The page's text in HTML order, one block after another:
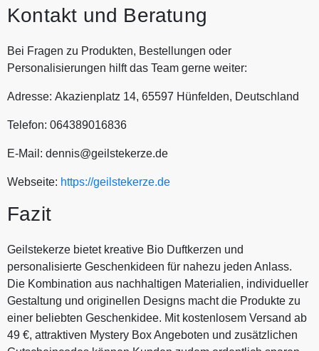
Kontakt und Beratung
Bei Fragen zu Produkten, Bestellungen oder
Personalisierungen hilft das Team gerne weiter:
Adresse: Akazienplatz 14, 65597 Hünfelden, Deutschland
Telefon: 064389016836
E-Mail: dennis@geilstekerze.de
Webseite: https://geilstekerze.de
Fazit
Geilstekerze bietet kreative Bio Duftkerzen und
personalisierte Geschenkideen für nahezu jeden Anlass.
Die Kombination aus nachhaltigen Materialien, individueller
Gestaltung und originellen Designs macht die Produkte zu
einer beliebten Geschenkidee. Mit kostenlosem Versand ab
49 €, attraktiven Mystery Box Angeboten und zusätzlichen